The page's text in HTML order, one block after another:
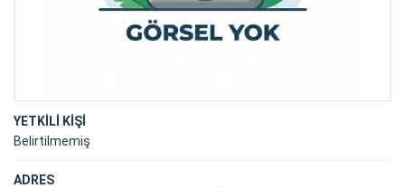
YETKİLİ KİŞİ
Belirtilmemiş
ADRES